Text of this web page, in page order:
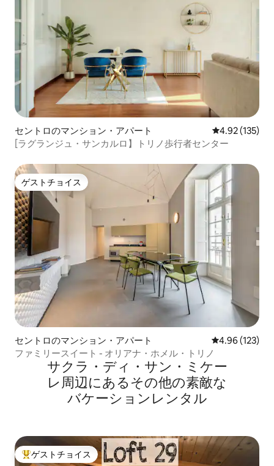
セントロのマンション・アパート レビュー135
4.92 (135)
[ラグランジュ・サンカルロ】トリノ歩行者センター
ゲストチョイス
ゲストチョイス
セントロのマンション・アパート レビュー123
4.96 (123)
ファミリースイート - オリアナ・ホメル・トリノ
サクラ・ディ・サン・ミケー
レ⁠周⁠辺⁠に⁠あ⁠るそ⁠の⁠他⁠の素⁠敵⁠な
バ⁠ケ⁠ー⁠シ⁠ョ⁠ン⁠レ⁠ン⁠タ⁠ル
大好評のゲストチョイスです。
ゲストチョイス